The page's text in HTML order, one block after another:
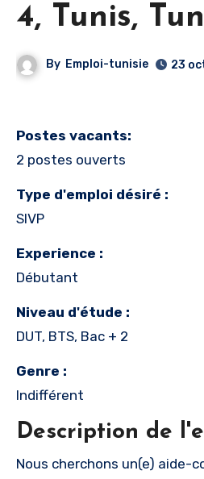
4, Tunis,
By Emploi-tunisie 23
Postes vacants:
2 postes ouverts
Type d'emploi désiré :
SIVP
Experience :
Débutant
Niveau d'étude :
DUT, BTS, Bac + 2
Genre :
Indifférent
Description de
Nous cherchons un(e) aide-comptable stagiaire